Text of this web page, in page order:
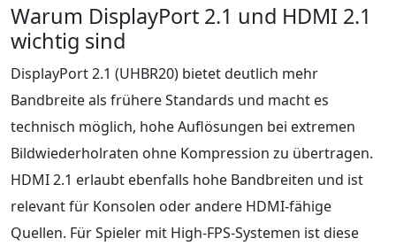
Warum DisplayPort 2.1 und HDMI 2.1
wichtig sind
DisplayPort 2.1 (UHBR20) bietet deutlich mehr
Bandbreite als frühere Standards und macht es
technisch möglich, hohe Auflösungen bei extremen
Bildwiederholraten ohne Kompression zu übertragen.
HDMI 2.1 erlaubt ebenfalls hohe Bandbreiten und ist
relevant für Konsolen oder andere HDMI-fähige
Quellen. Für Spieler mit High-FPS-Systemen ist diese